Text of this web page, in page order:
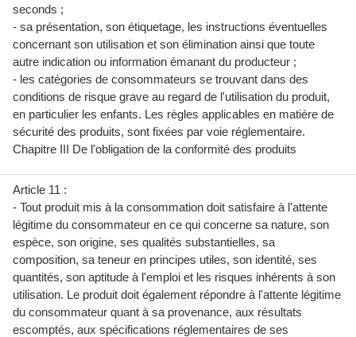
seconds ;
- sa présentation, son étiquetage, les instructions éventuelles
concernant son utilisation et son élimination ainsi que toute
autre indication ou information émanant du producteur ;
- les catégories de consommateurs se trouvant dans des
conditions de risque grave au regard de l'utilisation du produit,
en particulier les enfants. Les règles applicables en matière de
sécurité des produits, sont fixées par voie réglementaire.
Chapitre III De l'obligation de la conformité des produits
Article 11 :
- Tout produit mis à la consommation doit satisfaire à l'attente
légitime du consommateur en ce qui concerne sa nature, son
espèce, son origine, ses qualités substantielles, sa
composition, sa teneur en principes utiles, son identité, ses
quantités, son aptitude à l'emploi et les risques inhérents à son
utilisation. Le produit doit également répondre à l'attente légitime
du consommateur quant à sa provenance, aux résultats
escomptés, aux spécifications réglementaires de ses